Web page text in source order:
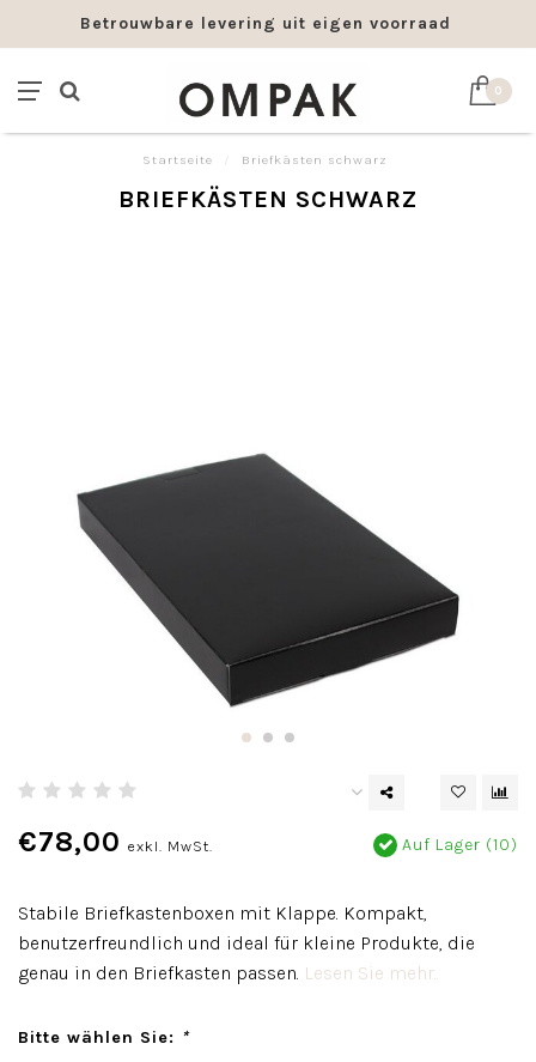
Betrouwbare levering uit eigen voorraad
0
Startseite Briefkästen schwarz
BRIEFKÄSTEN SCHWARZ
€78,00 exkl. MwSt. Auf Lager (10)
Stabile Briefkastenboxen mit Klappe. Kompakt,
benutzerfreundlich und ideal für kleine Produkte, die
genau in den Briefkasten passen. Lesen Sie mehr..
Bitte wählen Sie: *